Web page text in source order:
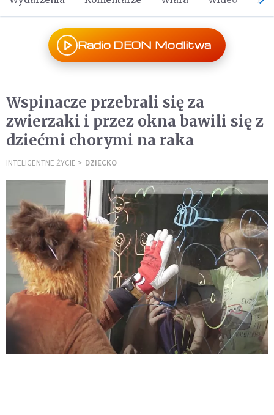
Radio DEON Modlitwa
Wspinacze przebrali się za
zwierzaki i przez okna bawili się z
dziećmi chorymi na raka
INTELIGENTNE ŻYCIE DZIECKO